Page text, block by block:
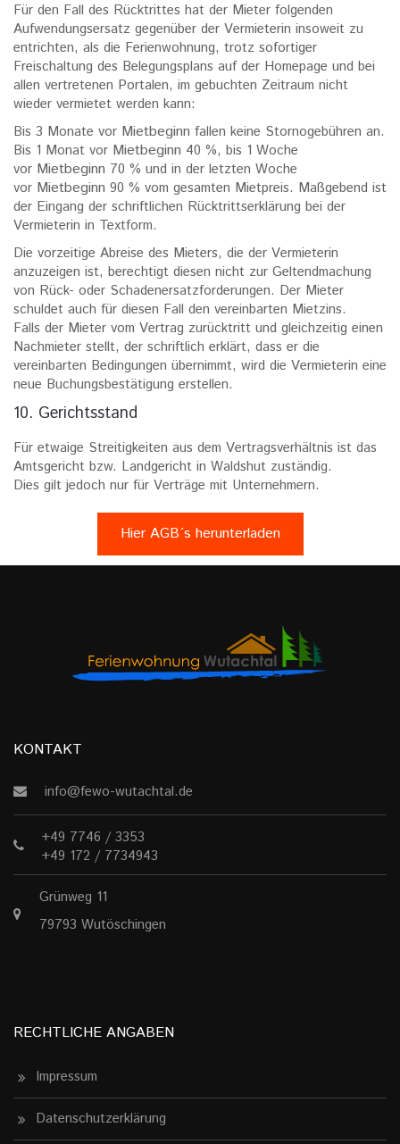
Für den Fall des Rücktrittes hat der Mieter folgenden
Aufwendungsersatz gegenüber der Vermieterin insoweit zu
entrichten, als die Ferienwohnung, trotz sofortiger
Freischaltung des Belegungsplans auf der Homepage und bei
allen vertretenen Portalen, im gebuchten Zeitraum nicht
wieder vermietet werden kann:
Bis 3 Monate vor Mietbeginn fallen keine Stornogebühren an.
Bis 1 Monat vor Mietbeginn 40 %, bis 1 Woche
vor Mietbeginn 70 % und in der letzten Woche
vor Mietbeginn 90 % vom gesamten Mietpreis. Maßgebend ist
der Eingang der schriftlichen Rücktrittserklärung bei der
Vermieterin in Textform.
Die vorzeitige Abreise des Mieters, die der Vermieterin
anzuzeigen ist, berechtigt diesen nicht zur Geltendmachung
von Rück- oder Schadenersatzforderungen. Der Mieter
schuldet auch für diesen Fall den vereinbarten Mietzins.
Falls der Mieter vom Vertrag zurücktritt und gleichzeitig einen
Nachmieter stellt, der schriftlich erklärt, dass er die
vereinbarten Bedingungen übernimmt, wird die Vermieterin eine
neue Buchungsbestätigung erstellen.
10. Gerichtsstand
Für etwaige Streitigkeiten aus dem Vertragsverhältnis ist das
Amtsgericht bzw. Landgericht in Waldshut zuständig.
Dies gilt jedoch nur für Verträge mit Unternehmern.
Hier AGB´s herunterladen
KONTAKT
info@fewo-wutachtal.de
+49 7746 / 3353
+49 172 / 7734943
Grünweg 11
79793 Wutöschingen
RECHTLICHE ANGABEN
Impressum
Datenschutzerklärung